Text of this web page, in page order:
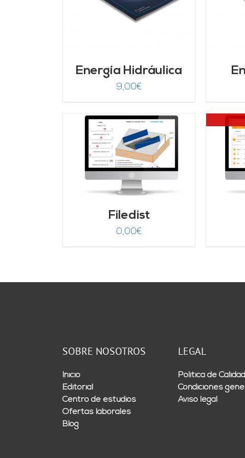
Energía Hidráulica
9,00€
Filedist
0,00€
DETALLES
SOBRE NOSOTROS
Inicio
Editorial
Centro de estudios
Ofertas laborales
Blog
LEGAL
Política de Calidad
Condiciones
Aviso legal